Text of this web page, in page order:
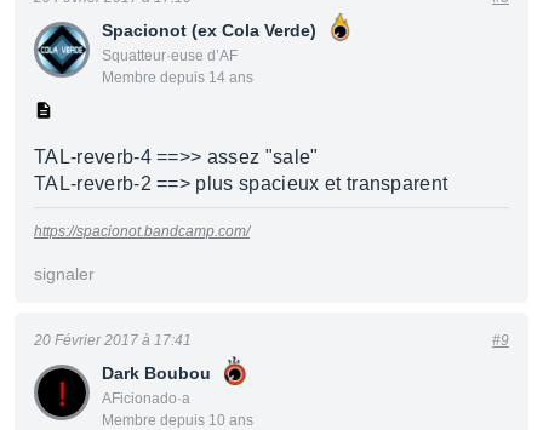
Spacionot (ex Cola Verde)
Squatteur·euse d’AF
Membre depuis 14 ans
TAL-reverb-4 ==>> assez "sale"
TAL-reverb-2 ==> plus spacieux et transparent
https://spacionot.bandcamp.com/
signaler
Dark Boubou
AFicionado·a
Membre depuis 10 ans
20 Février 2017 à 17:41 #9